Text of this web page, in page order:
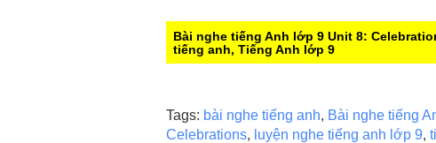
Bài nghe tiếng Anh lớp 9 Unit 8:
tiếng anh, Tiếng Anh lớp 9
Tags: bài nghe tiếng anh, Bài nghe tiếng
Celebrations, luyện nghe tiếng anh lớp 9,